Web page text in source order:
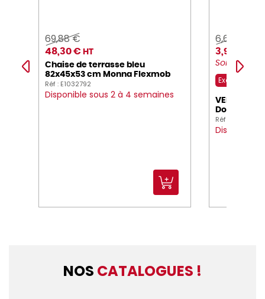
69,88 €
48,30 € HT
Chaise de terrasse bleu
82x45x53 cm Monna Flexmob
Réf : E1032792
Disponible sous 2 à 4 semaines
6,62 €
3,95 €
Soit 23,70 €
Exclusivité
VERRE
Double
Réf :
Disponible
NOS CATALOGUES !